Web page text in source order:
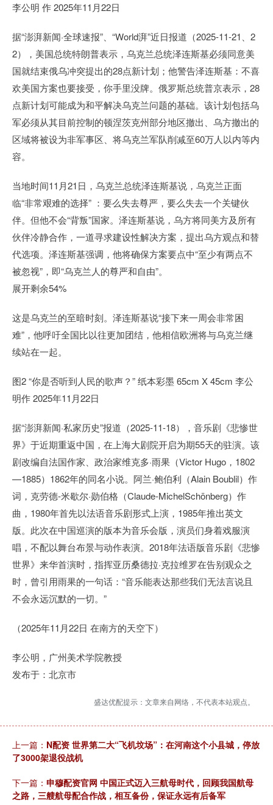
李公明 作 2025年11月22日
据“澎湃新闻·全球速报”、“World湃”近日报道（2025-11-21、2
2），美国总统特朗普表示，乌克兰总统泽连斯基必须同意美
国就结束俄乌冲突提出的28点新计划；他警告泽连斯基：不喜
欢美国方案也要接受，你手里没牌。俄罗斯总统普京表示，28
点新计划可能成为和平解决乌克兰问题的基础。该计划包括乌
军必须从其目前控制的顿涅茨克州部分地区撤出、乌方撤出的
区域将被设为非军事区、将乌克兰军队削减至60万人以内等内
容。
当地时间11月21日，乌克兰总统泽连斯基说，乌克兰正面
临“非常艰难的选择” ：要么失去尊严，要么失去一个关键伙
伴。但他不会“背叛”国家。泽连斯基说，乌方将同美方及所有
伙伴冷静合作，一道寻求建设性解决方案，提出乌方观点和替
代选项。泽连斯基强调，他将确保方案要点中“至少有两点不
被忽视”，即“乌克兰人的尊严和自由”。
展开剩余54%
这是乌克兰的至暗时刻。泽连斯基说“接下来一周会非常困
难”，他呼吁全国比以往更加团结，他相信欧洲将与乌克兰继
续站在一起。
图2 “你是否听到人民的歌声？” 纸本彩墨 65cm X 45cm 李公
明作 2025年11月22日
据“澎湃新闻·私家历史”报道（2025-11-18），音乐剧《悲惨世
界》于近期重返中国，在上海大剧院开启为期55天的驻演。该
剧改编自法国作家、政治家维克多·雨果（Victor Hugo，1802
—1885）1862年的同名小说。阿兰·鲍伯利（Alain Boublil）作
词，克劳德-米歇尔·勋伯格（Claude-MichelSchönberg）作
曲，1980年首先以法语音乐剧形式上演，1985年推出英文
版。此次在中国巡演的版本为音乐会版，演员们身着戏服演
唱，不配以舞台布景与动作表演。2018年法语版音乐剧《悲惨
世界》来华首演时，指挥亚历桑德拉·克拉维罗在告别观众之
时，曾引用雨果的一句话：“音乐能表达那些我们无法言说且
不会永远沉默的一切。”
（2025年11月22日 在南方的天空下）
李公明，广州美术学院教授
发布于：北京市
盛达优配提示：文章来自网络，不代表本站观点。
上一篇： N配资 世界第二大“飞机坟场”：在河南这个小县城，停放
了3000架退役战机
下一篇： 申穆配资官网 中国正式迈入三航母时代，回顾我国航母
之路，三艘航母配合作战，相互备份，保证永远有后备军